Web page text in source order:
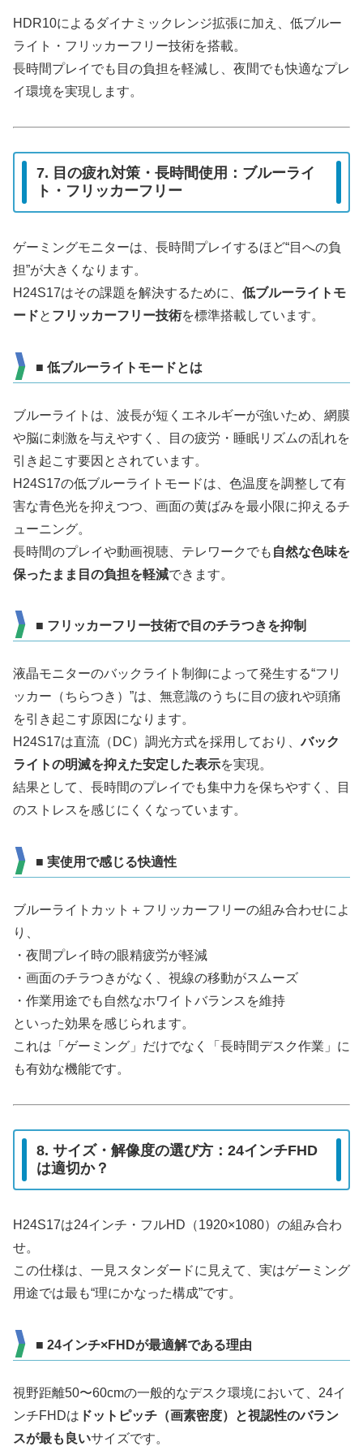
HDR10によるダイナミックレンジ拡張に加え、低ブルー
ライト・フリッカーフリー技術を搭載。
長時間プレイでも目の負担を軽減し、夜間でも快適なプレ
イ環境を実現します。
7. 目の疲れ対策・長時間使用：ブルーライ
ト・フリッカーフリー
ゲーミングモニターは、長時間プレイするほど“目への負
担”が大きくなります。
H24S17はその課題を解決するために、 低ブルーライトモ
ードと フリッカーフリー技術を標準搭載しています。
■ 低ブルーライトモードとは
ブルーライトは、波長が短くエネルギーが強いため、網膜
や脳に刺激を与えやすく、目の疲労・睡眠リズムの乱れを
引き起こす要因とされています。
H24S17の低ブルーライトモードは、色温度を調整して有
害な青色光を抑えつつ、画面の黄ばみを最小限に抑えるチ
ューニング。
長時間のプレイや動画視聴、テレワークでも 自然な色味を
保ったまま目の負担を軽減できます。
■ フリッカーフリー技術で目のチラつきを抑制
液晶モニターのバックライト制御によって発生する“フリ
ッカー（ちらつき）”は、無意識のうちに目の疲れや頭痛
を引き起こす原因になります。
H24S17は直流（DC）調光方式を採用しており、バック
ライトの明滅を抑えた安定した表示を実現。
結果として、長時間のプレイでも集中力を保ちやすく、目
のストレスを感じにくくなっています。
■ 実使用で感じる快適性
ブルーライトカット＋フリッカーフリーの組み合わせによ
り、
・夜間プレイ時の眼精疲労が軽減
・画面のチラつきがなく、視線の移動がスムーズ
・作業用途でも自然なホワイトバランスを維持
といった効果を感じられます。
これは「ゲーミング」だけでなく「長時間デスク作業」に
も有効な機能です。
8. サイズ・解像度の選び方：24インチFHD
は適切か？
H24S17は24インチ・フルHD（1920×1080）の組み合わ
せ。
この仕様は、一見スタンダードに見えて、実はゲーミング
用途では最も“理にかなった構成”です。
■ 24インチ×FHDが最適解である理由
視野距離50〜60cmの一般的なデスク環境において、24イ
ンチFHDは ドットピッチ（画素密度）と視認性のバラン
スが最も良いサイズです。